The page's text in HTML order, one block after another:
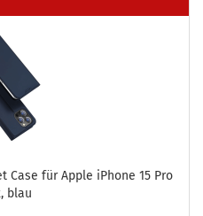
Case für Apple iPho­ne 15 Pro
blau